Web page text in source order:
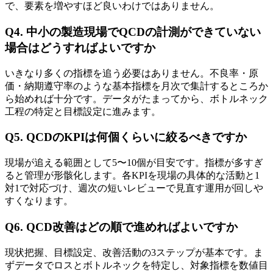
で、要素を増やすほど良いわけではありません。
Q4. 中小の製造現場でQCDの計測ができていない
場合はどうすればよいですか
いきなり多くの指標を追う必要はありません。不良率・原
価・納期遵守率のような基本指標を月次で集計するところか
ら始めれば十分です。データがたまってから、ボトルネック
工程の特定と目標設定に進みます。
Q5. QCDのKPIは何個くらいに絞るべきですか
現場が追える範囲として5〜10個が目安です。指標が多すぎ
ると管理が形骸化します。各KPIを現場の具体的な活動と1
対1で対応づけ、週次の短いレビューで見直す運用が回しや
すくなります。
Q6. QCD改善はどの順で進めればよいですか
現状把握、目標設定、改善活動の3ステップが基本です。ま
ずデータでロスとボトルネックを特定し、対象指標を数値目